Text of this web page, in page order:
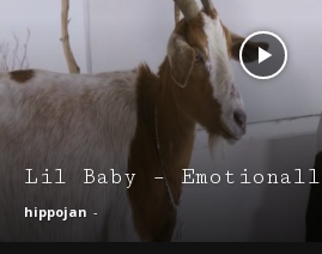
Lil Baby –
hippojan -